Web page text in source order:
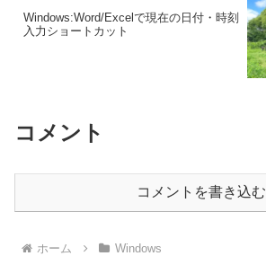
Windows:Word/Excelで現在の日付・時刻
入力ショートカット
コメント
コメントを書き込む
ホーム Windows